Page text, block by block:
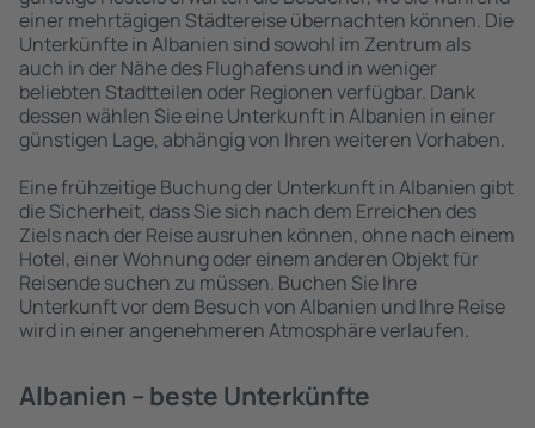
einer mehrtägigen Städtereise übernachten können. Die
Unterkünfte in Albanien sind sowohl im Zentrum als
auch in der Nähe des Flughafens und in weniger
beliebten Stadtteilen oder Regionen verfügbar. Dank
dessen wählen Sie eine Unterkunft in Albanien in einer
günstigen Lage, abhängig von Ihren weiteren Vorhaben.
Eine frühzeitige Buchung der Unterkunft in Albanien gibt
die Sicherheit, dass Sie sich nach dem Erreichen des
Ziels nach der Reise ausruhen können, ohne nach einem
Hotel, einer Wohnung oder einem anderen Objekt für
Reisende suchen zu müssen. Buchen Sie Ihre
Unterkunft vor dem Besuch von Albanien und Ihre Reise
wird in einer angenehmeren Atmosphäre verlaufen.
Albanien – beste Unterkünfte